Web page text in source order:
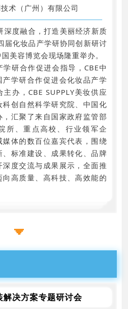
术（广州）有限公司
深度融合，打造美丽经济新质
届化妆品产学研协同创新研讨
美容博览会现场隆重举办。
研合作促进会指导，CBE中
学研合作促进会化妆品产学
办，CBE SUPPLY美妆供应
创自然科学研究院、中国化
汇聚了来自国家政府监管部
所、重点高校、行业领军企
体的数百位嘉宾代表，围绕
标准建设、成果转化、品牌
度交流与成果展示，全面推
高质量、高科技、高效能的
决方案专题研讨会